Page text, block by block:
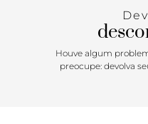
alfaiataria ao jeans
balada. Você não vai mais
Houve algum
preocupe: devolva